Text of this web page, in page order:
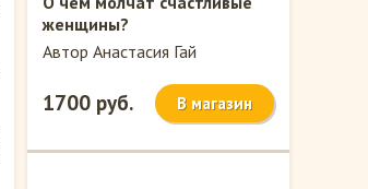
женщины?
Автор Анастасия Гай
1700 руб. В магазин